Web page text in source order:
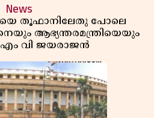
News
തൂഫാനിലേതു പോലെ
ആഭ്യന്തരമന്ത്രിയെയും
എം വി ജയരാജൻ